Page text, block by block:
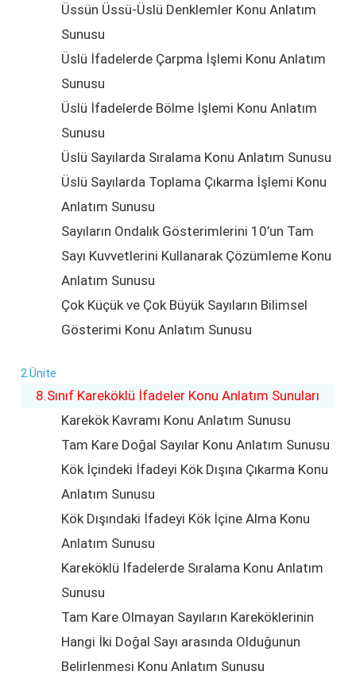
Üssün Üssü-Üslü Denklemler Konu Anlatım
Sunusu
Üslü İfadelerde Çarpma İşlemi Konu Anlatım
Sunusu
Üslü İfadelerde Bölme İşlemi Konu Anlatım
Sunusu
Üslü Sayılarda Sıralama Konu Anlatım Sunusu
Üslü Sayılarda Toplama Çıkarma İşlemi Konu
Anlatım Sunusu
Sayıların Ondalık Gösterimlerini 10’un Tam
Sayı Kuvvetlerini Kullanarak Çözümleme Konu
Anlatım Sunusu
Çok Küçük ve Çok Büyük Sayıların Bilimsel
Gösterimi Konu Anlatım Sunusu
2.Ünite
8.Sınıf Kareköklü İfadeler Konu Anlatım Sunuları
Karekök Kavramı Konu Anlatım Sunusu
Tam Kare Doğal Sayılar Konu Anlatım Sunusu
Kök İçindeki İfadeyi Kök Dışına Çıkarma Konu
Anlatım Sunusu
Kök Dışındaki İfadeyi Kök İçine Alma Konu
Anlatım Sunusu
Kareköklü İfadelerde Sıralama Konu Anlatım
Sunusu
Tam Kare Olmayan Sayıların Kareköklerinin
Hangi İki Doğal Sayı arasında Olduğunun
Belirlenmesi Konu Anlatım Sunusu